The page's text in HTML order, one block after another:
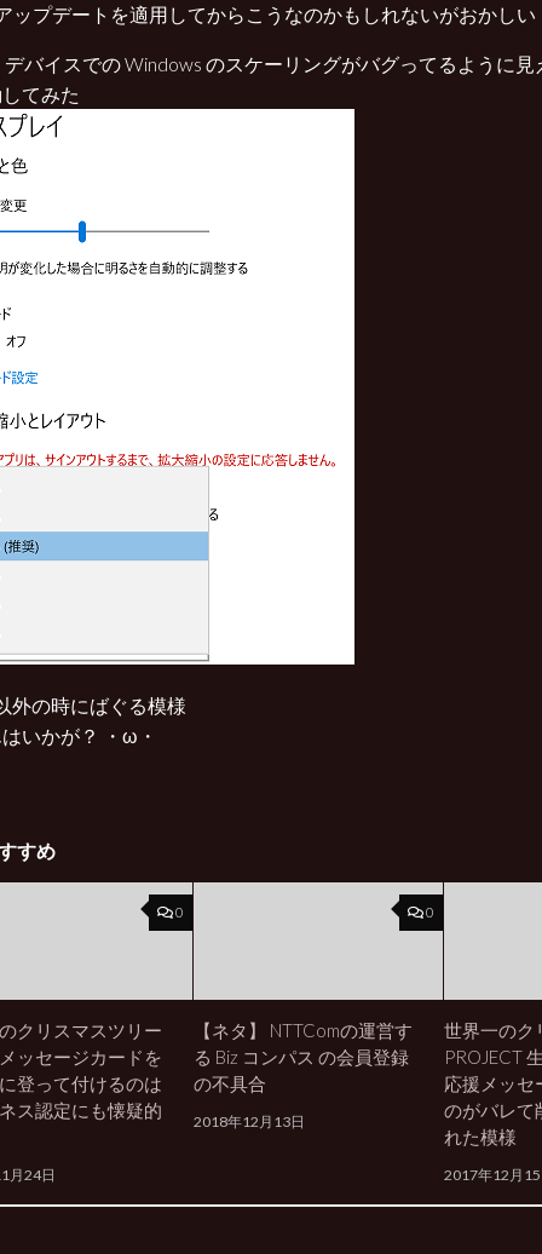
ップデートを適用してからこうなのかもしれないがおかしい
デバイスでの Windows のスケーリングがバグってるように
てみた
外の時にばぐる模様
いかが？ ・ω・
すめ
0
クリスマスツリー
ッセージカードを
登って付けるのは
ス認定にも懐疑的
月24日
0
【ネタ】 NTTComの運営す
る Biz コンパス の会員登録
の不具合
2018年12月13日
世界一のク
PROJECT
応援メッセ
のがバレて
れた模様
2017年12月